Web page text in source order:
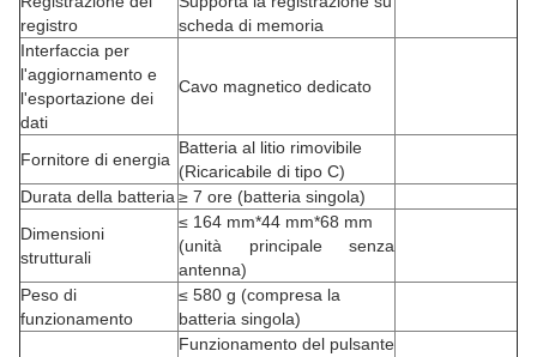
registro
scheda di memoria
Interfaccia per
l'aggiornamento e
l'esportazione dei
dati
Cavo magnetico dedicato
Fornitore di energia
Batteria al litio rimovibile
(Ricaricabile di tipo C)
Durata della batteria ≥ 7 ore (batteria singola)
Dimensioni
strutturali
≤ 164 mm*44 mm*68 mm
(unità principale senza
antenna)
Peso di
funzionamento
≤ 580 g (compresa la
batteria singola)
Funzionamento del pulsante